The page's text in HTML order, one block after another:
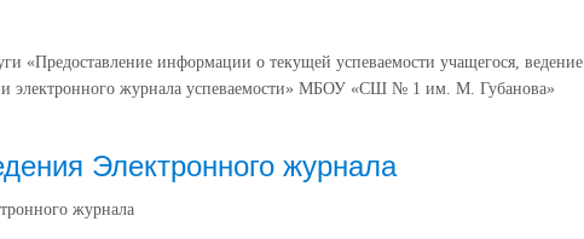
«Предоставление информации о текущей успеваемости учащегося, ведение
и электронного журнала успеваемости» МБОУ «СШ № 1 им. М. Губанова»
Электронного журнала
журнала